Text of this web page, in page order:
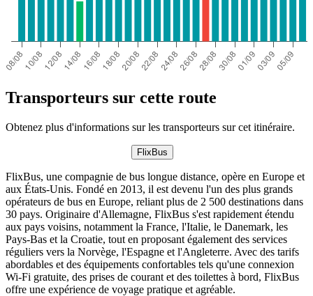
Transporteurs sur cette route
Obtenez plus d'informations sur les transporteurs sur cet itinéraire.
FlixBus
FlixBus, une compagnie de bus longue distance, opère en Europe et
aux États-Unis. Fondé en 2013, il est devenu l'un des plus grands
opérateurs de bus en Europe, reliant plus de 2 500 destinations dans
30 pays. Originaire d'Allemagne, FlixBus s'est rapidement étendu
aux pays voisins, notamment la France, l'Italie, le Danemark, les
Pays-Bas et la Croatie, tout en proposant également des services
réguliers vers la Norvège, l'Espagne et l'Angleterre. Avec des tarifs
abordables et des équipements confortables tels qu'une connexion
Wi-Fi gratuite, des prises de courant et des toilettes à bord, FlixBus
offre une expérience de voyage pratique et agréable.